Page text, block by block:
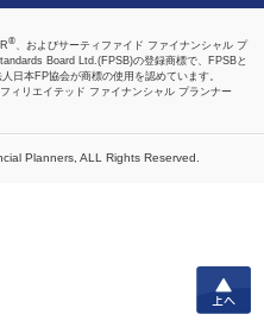
®、およびサーティファイド ファイナンシャル プ
Board Ltd.(FPSB)の登録商標で、FPSBと
日本FP協会が商標の使用を認めています。
ィリエイテッド ファイナンシャル プランナー
Planners, ALL Rights Reserved.